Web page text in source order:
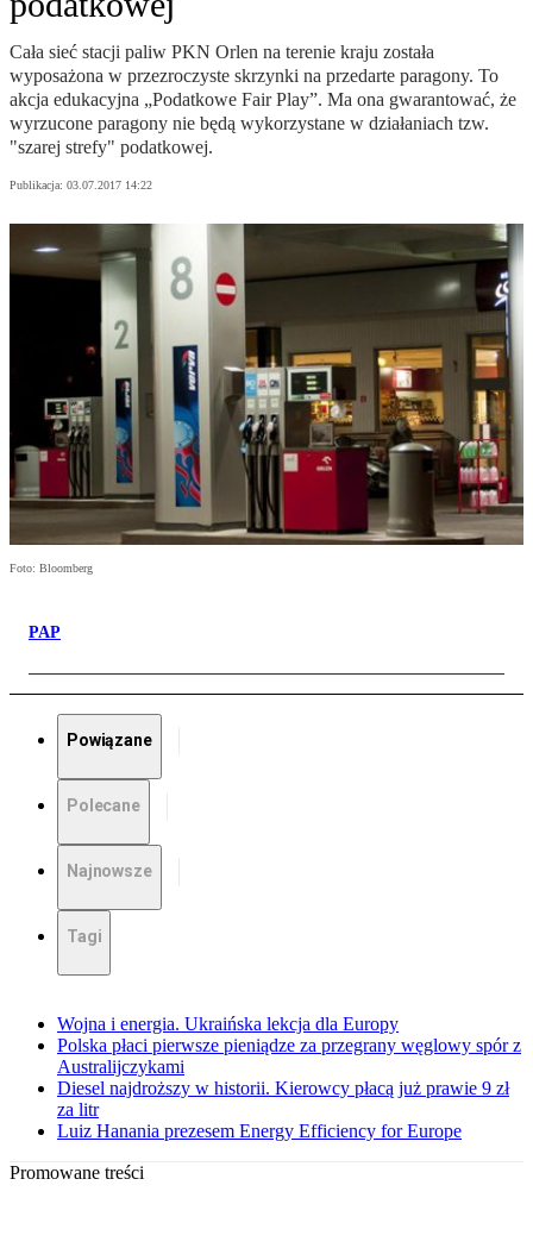
Cała sieć stacji paliw PKN Orlen na terenie kraju została
wyposażona w przezroczyste skrzynki na przedarte paragony. To
akcja edukacyjna „Podatkowe Fair Play”. Ma ona gwarantować, że
wyrzucone paragony nie będą wykorzystane w działaniach tzw.
"szarej strefy" podatkowej.
Publikacja: 03.07.2017 14:22
Foto: Bloomberg
PAP
Powiązane
Polecane
Najnowsze
Tagi
Wojna i energia. Ukraińska lekcja dla Europy
Polska płaci pierwsze pieniądze za przegrany węglowy spór z
Australijczykami
Diesel najdroższy w historii. Kierowcy płacą już prawie 9 zł
za litr
Luiz Hanania prezesem Energy Efficiency for Europe
Promowane treści